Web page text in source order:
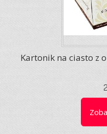
Kartonik na ciasto z